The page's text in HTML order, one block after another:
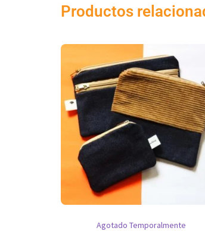
Productos
Agotado Temporalmente